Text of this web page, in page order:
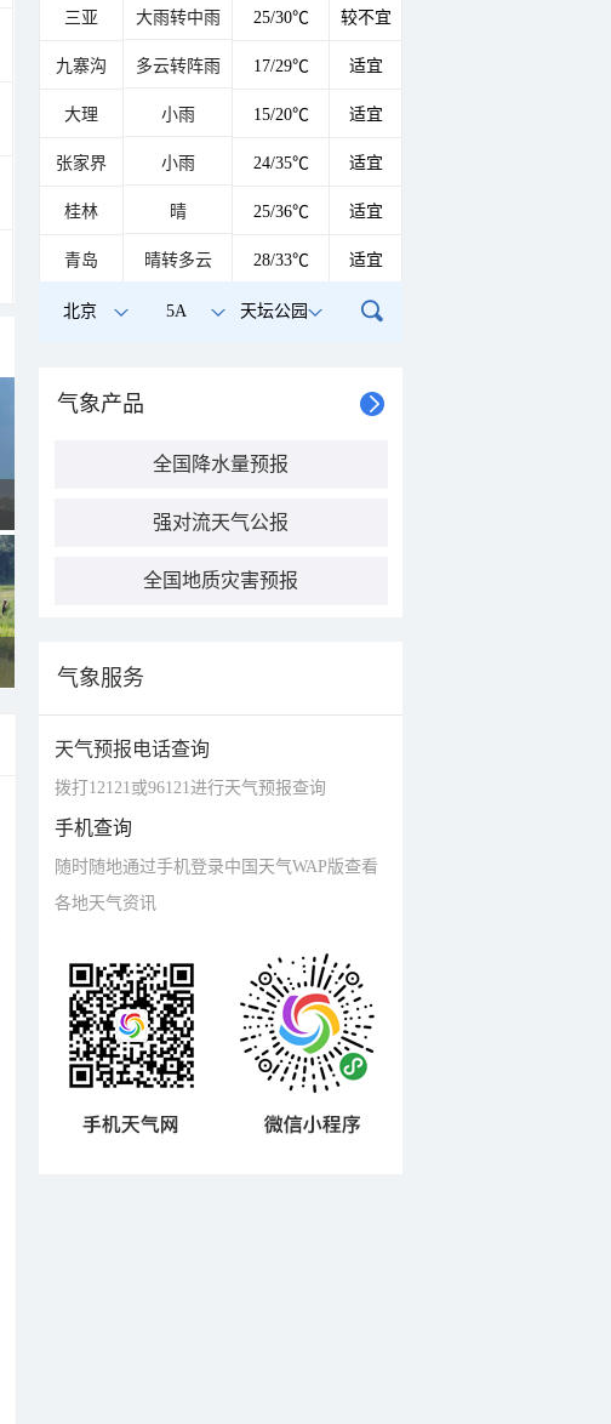
三亚 大雨转中雨 25/30℃ 较不宜
九寨沟 多云转阵雨 17/29℃ 适宜
大理 小雨 15/20℃ 适宜
张家界 小雨 24/35℃ 适宜
桂林 晴 25/36℃ 适宜
青岛 晴转多云 28/33℃ 适宜
北京 5A 天坛公园
气象产品
全国降水量预报
强对流天气公报
全国地质灾害预报
气象服务
天气预报电话查询
拨打12121或96121进行天气预报查询
手机查询
随时随地通过手机登录中国天气WAP版查看
各地天气资讯